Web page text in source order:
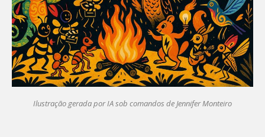
Ilustração gerada por IA sob comandos de Jennifer Monteiro